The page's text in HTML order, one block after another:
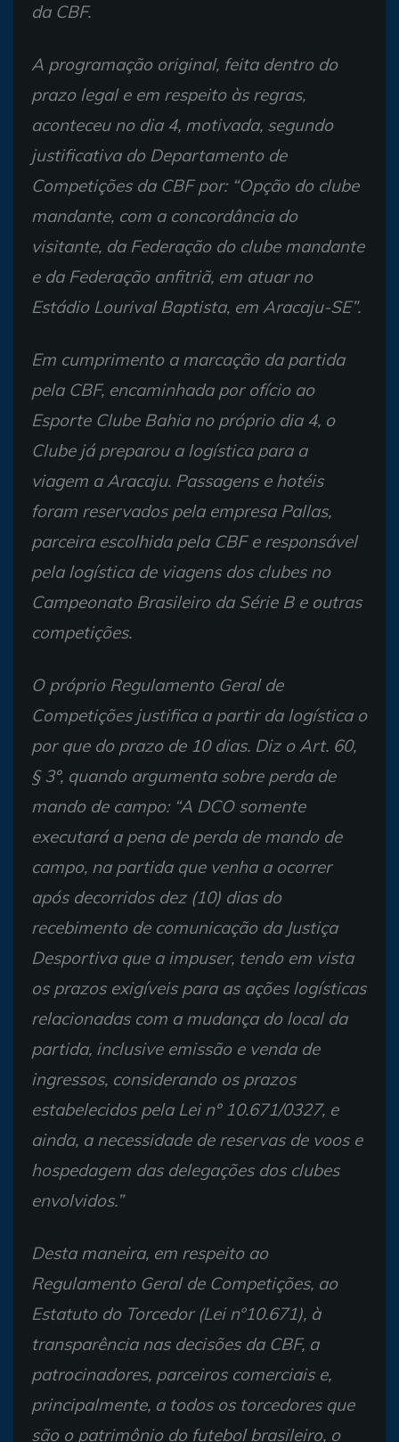
da CBF.
A programação original, feita dentro do
prazo legal e em respeito às regras,
aconteceu no dia 4, motivada, segundo
justificativa do Departamento de
Competições da CBF por: “Opção do clube
mandante, com a concordância do
visitante, da Federação do clube mandante
e da Federação anfitriã, em atuar no
Estádio Lourival Baptista, em Aracaju-SE”.
Em cumprimento a marcação da partida
pela CBF, encaminhada por ofício ao
Esporte Clube Bahia no próprio dia 4, o
Clube já preparou a logística para a
viagem a Aracaju. Passagens e hotéis
foram reservados pela empresa Pallas,
parceira escolhida pela CBF e responsável
pela logística de viagens dos clubes no
Campeonato Brasileiro da Série B e outras
competições.
O próprio Regulamento Geral de
Competições justifica a partir da logística o
por que do prazo de 10 dias. Diz o Art. 60,
§ 3º, quando argumenta sobre perda de
mando de campo: “A DCO somente
executará a pena de perda de mando de
campo, na partida que venha a ocorrer
após decorridos dez (10) dias do
recebimento de comunicação da Justiça
Desportiva que a impuser, tendo em vista
os prazos exigíveis para as ações logísticas
relacionadas com a mudança do local da
partida, inclusive emissão e venda de
ingressos, considerando os prazos
estabelecidos pela Lei nº 10.671/0327, e
ainda, a necessidade de reservas de voos e
hospedagem das delegações dos clubes
envolvidos.”
Desta maneira, em respeito ao
Regulamento Geral de Competições, ao
Estatuto do Torcedor (Lei n°10.671), à
transparência nas decisões da CBF, a
patrocinadores, parceiros comerciais e,
principalmente, a todos os torcedores que
são o patrimônio do futebol brasileiro, o